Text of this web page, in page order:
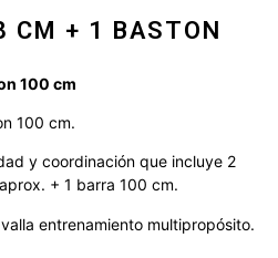
CM + 1 BASTON
100 cm
100 cm.
y coordinación que incluye 2
+ 1 barra 100 cm.
entrenamiento multipropósito.